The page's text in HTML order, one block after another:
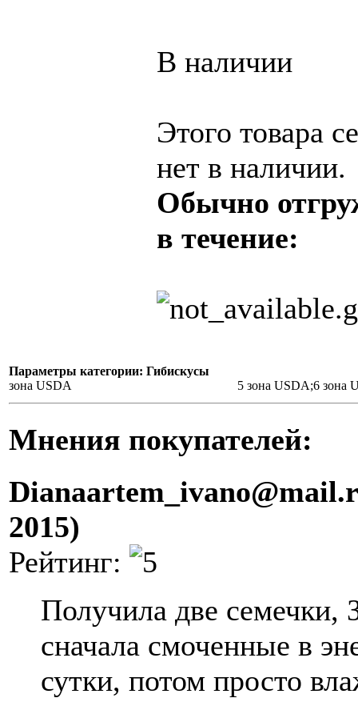
В наличии
Этого товара
нет в наличии.
Обычно
в течение:
Параметры категории: Гибискусы
зона USDA
5 зона USDA;6 зона
Мнения покупателей:
2015)
Рейтинг:
Получила две семечки,
сначала смоченные в
сутки, потом просто